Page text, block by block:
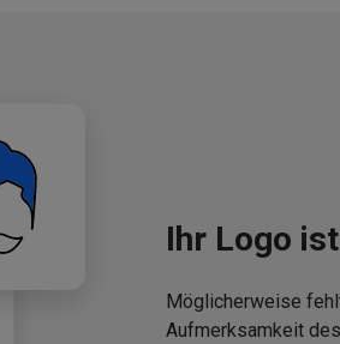
Ihr Logo
Möglicherweise
Aufmerksamkeit